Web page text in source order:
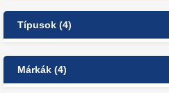
Konyhai textília
Kéztörlő
Típusok (4)
konyhai törlők, kiegészítők (12)
Márkák (4)